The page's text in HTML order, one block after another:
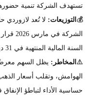
تستهدف الشركة تنمية حضورها
💰 التوزيعات: لا تُعد لازوردي
السنة المالية المنتهية في 31 ديسمبر 2025.
⚠️ المخاطر: يظل السهم
الهوامش، وتقلب أسعار
حساسية الأداء لتباطؤ